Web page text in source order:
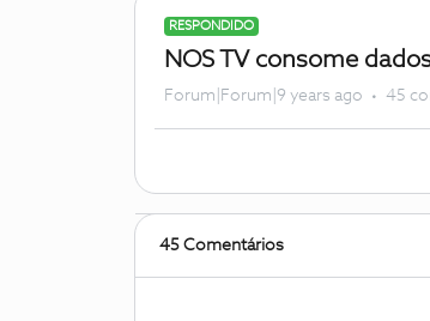
RESPONDIDO
NOS TV consome
Forum|Forum|9 years ago 45
45 Comentários